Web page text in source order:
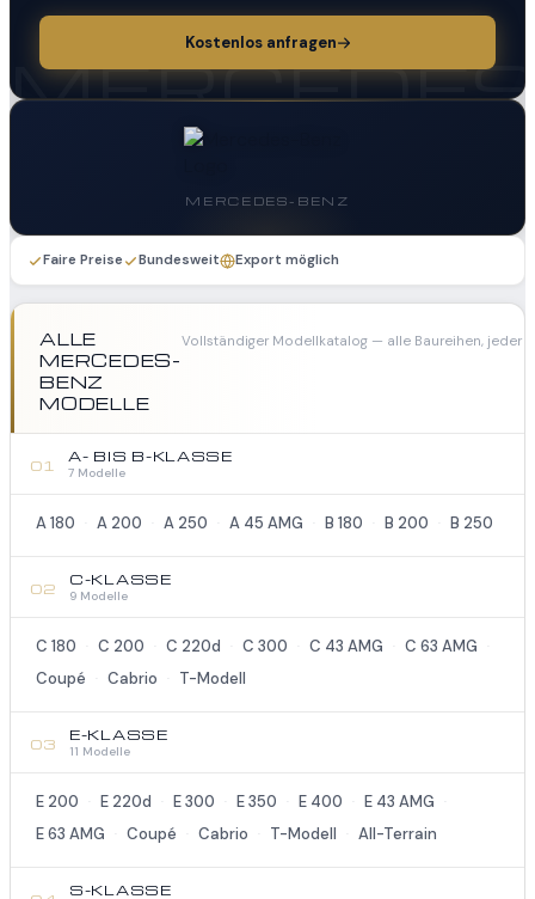
Kostenlos anfragen
MERCEDES-BENZ
Faire Preise Bundesweit Export möglich
ALLE
MERCEDES-
BENZ
MODELLE
Vollständiger Modellkatalog — alle Baureihen, jeder
01 A- BIS B-KLASSE
7 Modelle
A 180 A 200 A 250 A 45 AMG B 180 B 200 B 250
02 C-KLASSE
9 Modelle
C 180 C 200 C 220d C 300 C 43 AMG C 63 AMG
Coupé Cabrio T-Modell
03 E-KLASSE
11 Modelle
E 200 E 220d E 300 E 350 E 400 E 43 AMG
E 63 AMG Coupé Cabrio T-Modell All-Terrain
S-KLASSE